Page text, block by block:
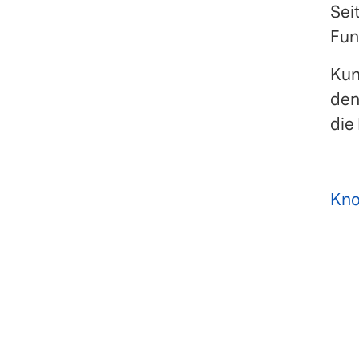
den
die